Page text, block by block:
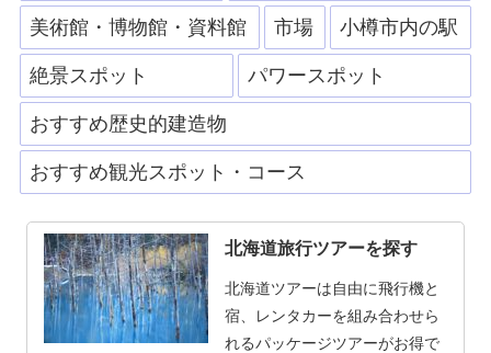
美術館・博物館・資料館 市場 小樽市内の駅
絶景スポット パワースポット
おすすめ歴史的建造物
おすすめ観光スポット・コース
北海道旅行ツアーを探す
北海道ツアーは自由に飛行機と
宿、レンタカーを組み合わせら
れるパッケージツアーがお得で